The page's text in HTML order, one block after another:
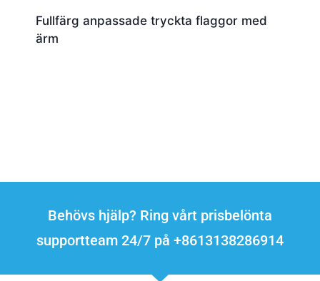
Fullfärg anpassade tryckta flaggor med
ärm
Behövs hjälp? Ring vårt prisbelönta
supportteam 24/7 på +8613138286914